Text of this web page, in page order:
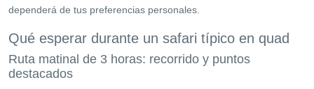
dependerá de tus preferencias personales.
Qué esperar durante un safari típico en quad
Ruta matinal de 3 horas: recorrido y puntos
destacados